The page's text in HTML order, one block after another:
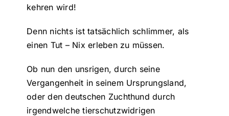
kehren wird!
Denn nichts ist tatsächlich schlimmer, als
einen Tut – Nix erleben zu müssen.
Ob nun den unsrigen, durch seine
Vergangenheit in seinem Ursprungsland,
oder den deutschen Zuchthund durch
irgendwelche tierschutzwidrigen